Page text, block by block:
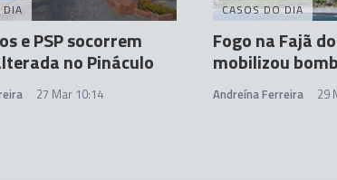
DIA
e PSP socorrem
no Pináculo
27 Mar 10:14
CASOS DO DIA
Fogo na Fajã
mobilizou
Andreína Ferreira 29